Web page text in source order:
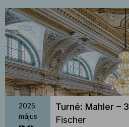
2025.
május
Turné: Mahler – 3
Fischer